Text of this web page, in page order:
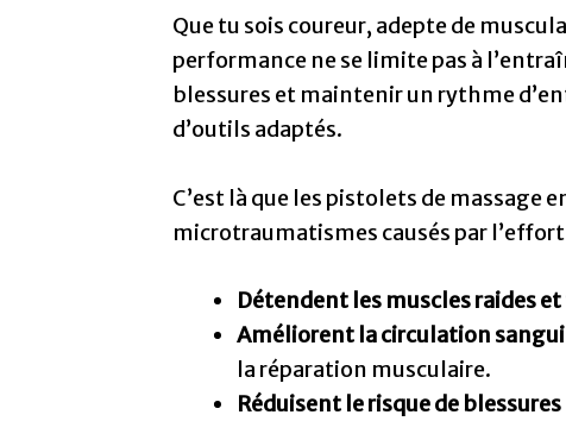
Que tu sois coureur, adepte de
performance ne se limite pas à
blessures et maintenir un rythme
d’outils adaptés.
C’est là que les pistolets de
microtraumatismes causés par
Détendent les muscles raides
Améliorent la circulation
la réparation musculaire.
Réduisent le risque de blessures